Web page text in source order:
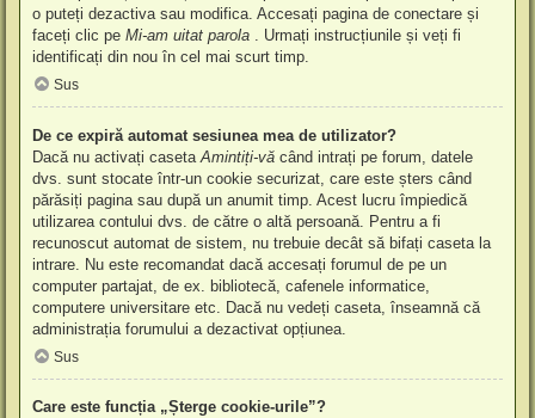
o puteți dezactiva sau modifica. Accesați pagina de conectare și
faceți clic pe Mi-am uitat parola
. Urmați instrucțiunile și veți fi
identificați din nou în cel mai scurt timp.
Sus
De ce expiră automat sesiunea mea de utilizator?
Dacă nu activați caseta Amintiți-vă când intrați pe forum, datele
dvs. sunt stocate într-un cookie securizat, care este șters când
părăsiți pagina sau după un anumit timp. Acest lucru împiedică
utilizarea contului dvs. de către o altă persoană. Pentru a fi
recunoscut automat de sistem, nu trebuie decât să bifați caseta la
intrare. Nu este recomandat dacă accesați forumul de pe un
computer partajat, de ex. bibliotecă, cafenele informatice,
computere universitare etc. Dacă nu vedeți caseta, înseamnă că
administrația forumului a dezactivat opțiunea.
Sus
Care este funcția „Șterge cookie-urile”?